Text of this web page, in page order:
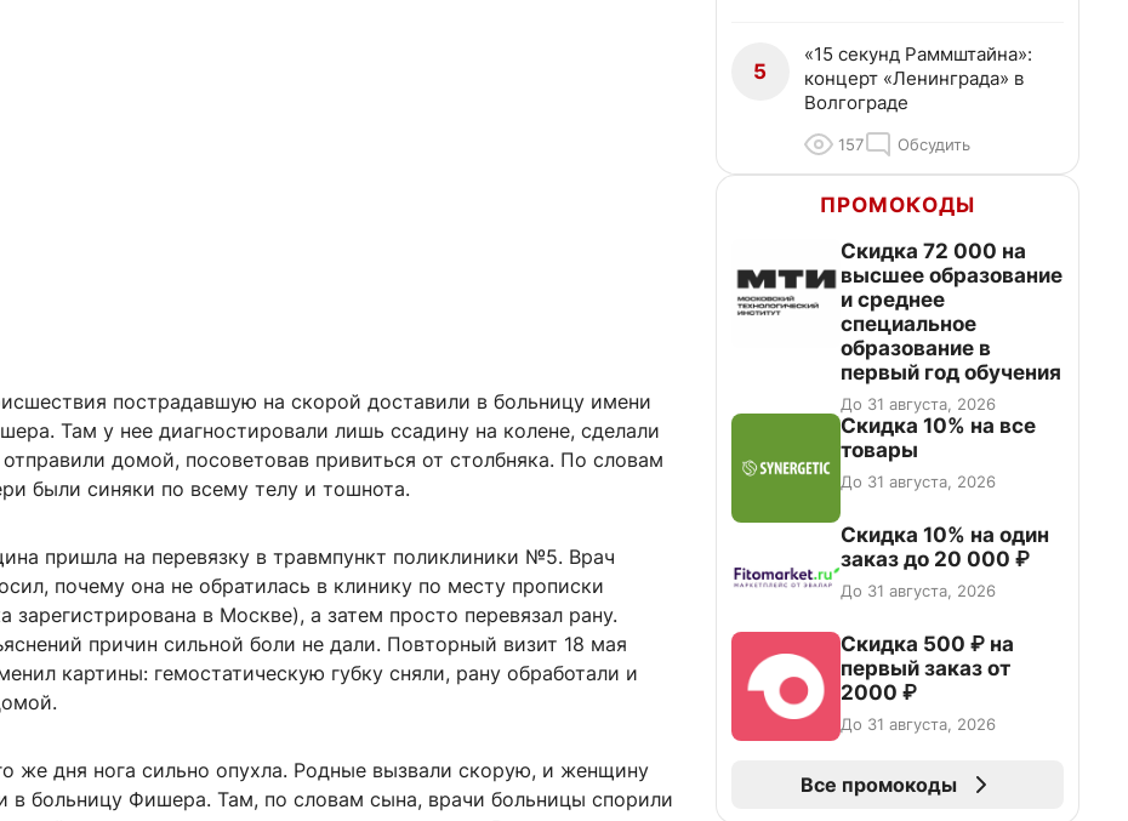
пострадавшую на скорой доставили в больницу имени
Там у нее диагностировали лишь ссадину на колене, сделали
отправили домой, посоветовав привиться от столбняка. По словам
были синяки по всему телу и тошнота.
пришла на перевязку в травмпункт поликлиники №5. Врач
почему она не обратилась в клинику по месту прописки
зарегистрирована в Москве), а затем просто перевязал рану.
причин сильной боли не дали. Повторный визит 18 мая
картины: гемостатическую губку сняли, рану обработали и
же дня нога сильно опухла. Родные вызвали скорую, и женщину
в больницу Фишера. Там, по словам сына, врачи больницы спорили
5
«15 секунд Раммштайна»:
концерт «Ленинграда» в
Волгограде
157 Обсудить
ПРОМОКОДЫ
Скидка 72 000 на
высшее образование
и среднее
специальное
образование в
первый год обучения
До 31 августа, 2026
Скидка 10% на все
товары
До 31 августа, 2026
Скидка 10% на один
заказ до 20 000 ₽
До 31 августа, 2026
Скидка 500 ₽ на
первый заказ от
2000 ₽
До 31 августа, 2026
Все промокоды